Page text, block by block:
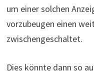
um einer solchen
vorzubeugen einen
zwischengeschaltet.
Dies könnte dann so